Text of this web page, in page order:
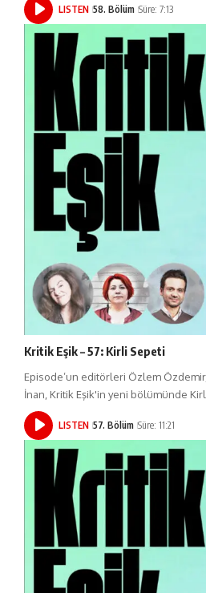
LISTEN 58. Bölüm Süre: 7:13
Kritik Eşik – 57: Kirli Sepeti
Episode’un editörleri Özlem
İnan, Kritik Eşik'in yeni bölümünde
LISTEN 57. Bölüm Süre: 11:21